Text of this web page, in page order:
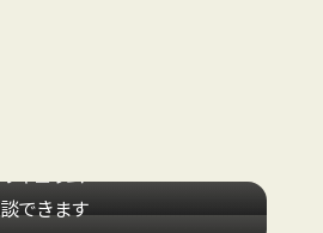
できます